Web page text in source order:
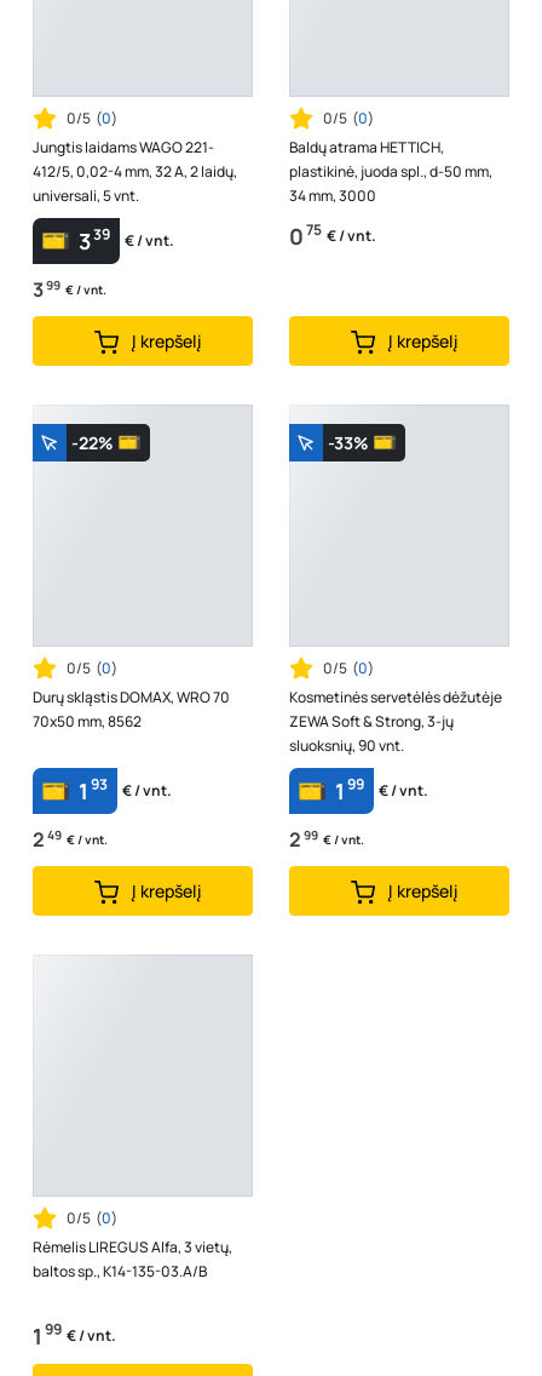
0/5 (0)
Jungtis laidams WAGO 221-
412/5, 0,02-4 mm, 32 A, 2 laidų,
universali, 5 vnt.
339 € / vnt.
399 € / vnt.
Į krepšelį
0/5 (0)
Baldų atrama HETTICH,
plastikinė, juoda spl., d-50 mm,
34 mm, 3000
075 € / vnt.
Į krepšelį
-22%
0/5 (0)
Durų skląstis DOMAX, WRO 70
70x50 mm, 8562
1 93 € / vnt.
2 49 € / vnt.
Į krepšelį
-33%
0/5 (0)
Kosmetinės servetėlės dėžutėje
ZEWA Soft & Strong, 3-jų
sluoksnių, 90 vnt.
1 99 € / vnt.
2 99 € / vnt.
Į krepšelį
0/5 (0)
Rėmelis LIREGUS Alfa, 3 vietų,
baltos sp., K14-135-03.A/B
1 99 € / vnt.